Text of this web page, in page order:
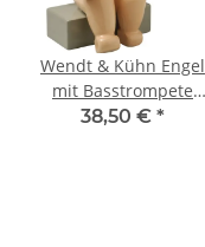
Wendt & Kühn Engel
mit Basstrompete
Sitzend 650/28A
38,50 € *